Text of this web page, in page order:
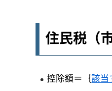
住民税（
控除額＝｛該当